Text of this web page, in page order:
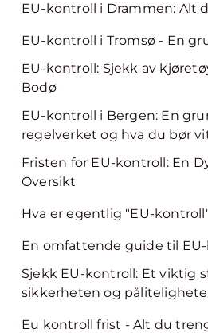
EU-kontroll i Drammen: Alt
EU-kontroll i Tromsø - En
EU-kontroll: Sjekk av
Bodø
EU-kontroll i Bergen: En
regelverket og hva du bør
Fristen for EU-kontroll: En
Oversikt
Hva er egentlig "EU-
En omfattende guide til
Sjekk EU-kontroll: Et viktig
sikkerheten og
Eu kontroll frist - Alt du